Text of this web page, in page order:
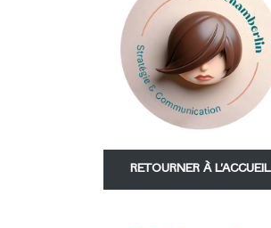
RETOURNER À L'ACCUEIL